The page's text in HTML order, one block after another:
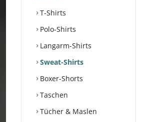
T-Shirts
Polo-Shirts
Langarm-Shirts
Sweat-Shirts
Boxer-Shorts
Taschen
Tücher & Maslen